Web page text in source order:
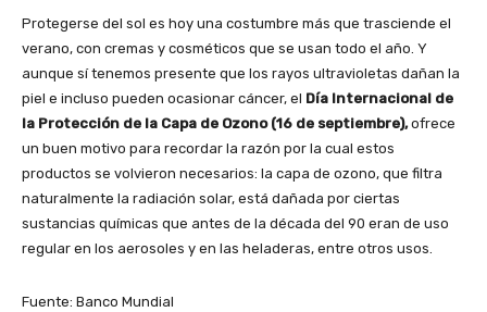
Protegerse del sol es hoy una costumbre más que trasciende el
verano, con cremas y cosméticos que se usan todo el año. Y
aunque sí tenemos presente que los rayos ultravioletas dañan la
piel e incluso pueden ocasionar cáncer, el Día Internacional de
la Protección de la Capa de Ozono (16 de septiembre),ofrece
un buen motivo para recordar la razón por la cual estos
productos se volvieron necesarios: la capa de ozono, que filtra
naturalmente la radiación solar, está dañada por ciertas
sustancias químicas que antes de la década del 90 eran de uso
regular en los aerosoles y en las heladeras, entre otros usos.
Fuente: Banco Mundial